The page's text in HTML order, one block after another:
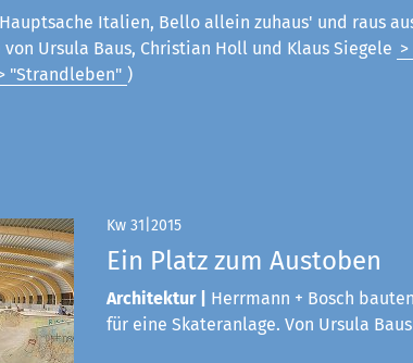
Hauptsache Italien, Bello allein zuhaus' und raus
Ursula Baus, Christian Holl und Klaus Siegele
"Strandleben" )
Kw 31|2015
Ein Platz zum Austoben
Architektur |
Herrmann + Bosch
für eine Skateranlage. Von Ursula Baus